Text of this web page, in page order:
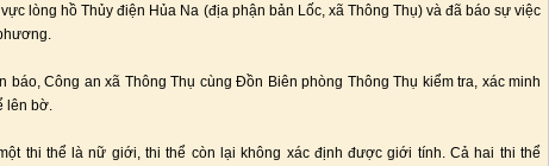
lòng hồ Thủy điện Hủa Na (địa phận bản Lốc, xã Thông Thụ) và đã báo sự việc
báo, Công an xã Thông Thụ cùng Đồn Biên phòng Thông Thụ kiểm tra, xác minh
lên bờ.
thi thể là nữ giới, thi thể còn lại không xác định được giới tính. Cả hai thi thể